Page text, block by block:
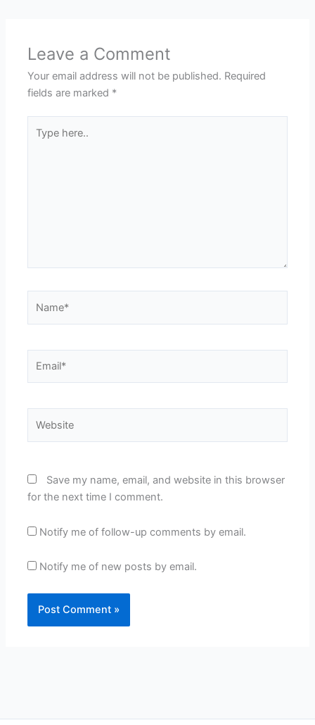
Leave a Comment
Your email address will not be published. Required
fields are marked *
here..
Save my name, email, and website in this browser
for the next time I comment.
Notify me of follow-up comments by email.
Notify me of new posts by email.